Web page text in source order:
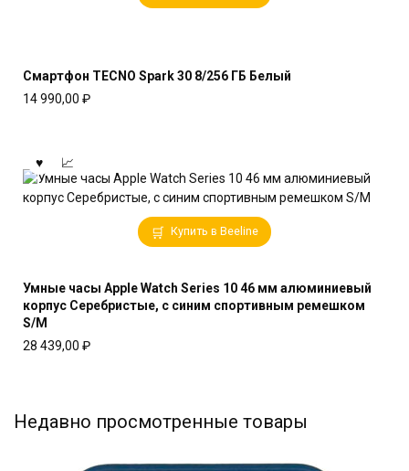
Смартфон TECNO Spark 30 8/256 ГБ Белый
14 990,00 ₽
Купить в Beeline
Умные часы Apple Watch Series 10 46 мм алюминиевый
корпус Серебристые, с синим спортивным ремешком
S/M
28 439,00 ₽
Недавно просмотренные товары